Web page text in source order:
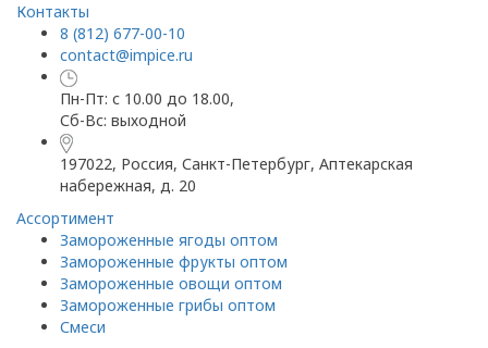
Контакты
8 (812) 677-00-10
contact@impice.ru
Пн-Пт: с 10.00 до 18.00,
Сб-Вс: выходной
197022, Россия, Санкт-Петербург, Аптекарская
набережная, д. 20
Ассортимент
Замороженные ягоды оптом
Замороженные фрукты оптом
Замороженные овощи оптом
Замороженные грибы оптом
Смеси